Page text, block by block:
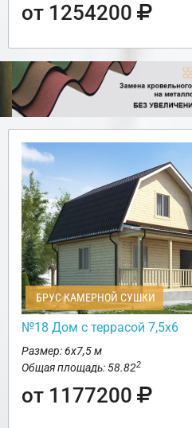
от 1254200
БРУС КАМЕРНОЙ СУШКИ
№18 Дом с террасой 7,5х6
Размер: 6х7,5 м
Общая площадь: 58.822
от 1177200